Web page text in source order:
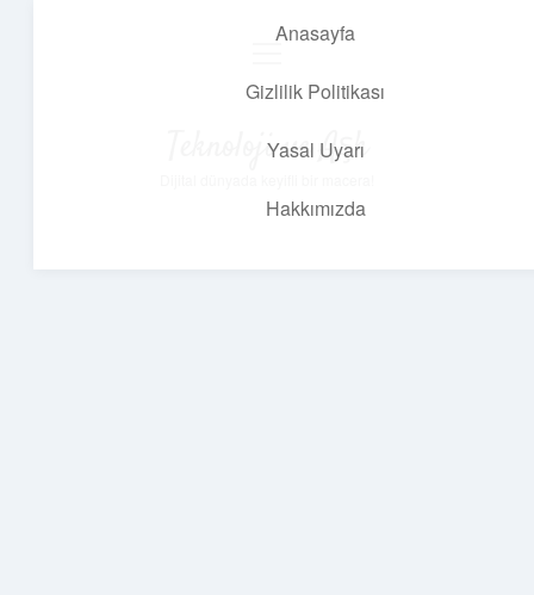
Anasayfa
Gizlilik Politikası
Yasal Uyarı
Hakkımızda
Teknoloji ve Aşk